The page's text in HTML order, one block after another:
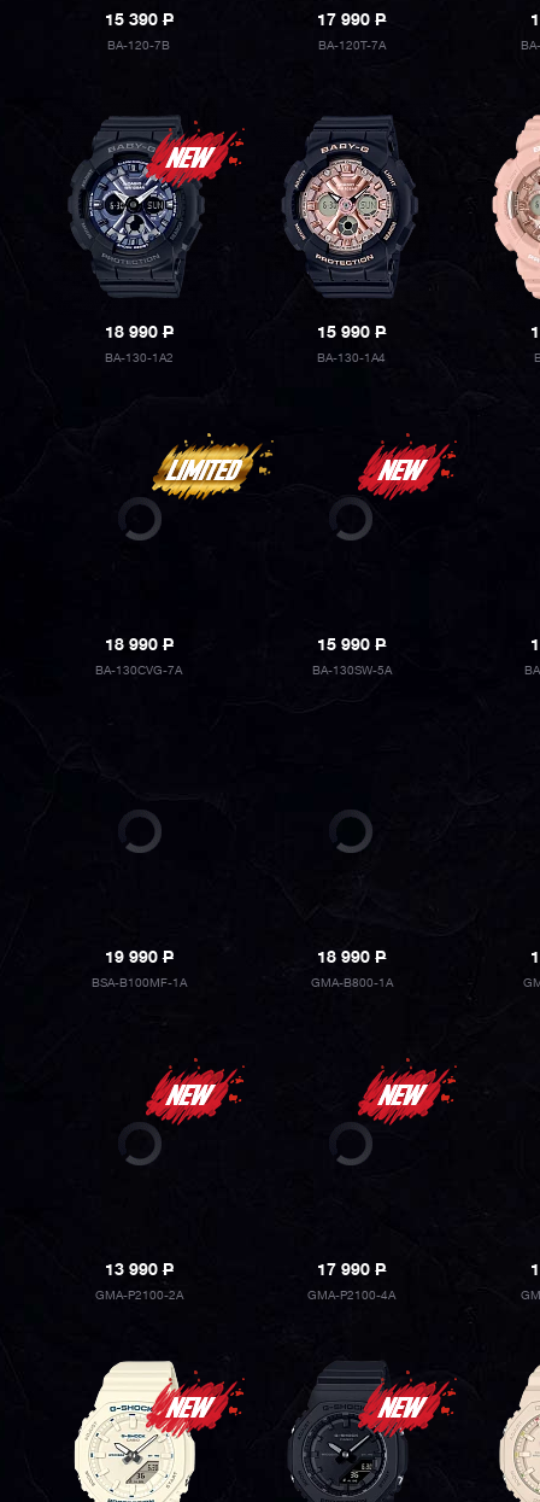
15 390P
BA-120-7B
17 990P
BA-120T-7A
18 990P
BA-130-1A2
15 990P
BA-130-1A4
18 990P
BA-130CVG-7A
15 990P
BA-130SW-5A
19 990P
BSA-B100MF-1A
18 990P
GMA-B800-1A
13 990P
GMA-P2100-2A
17 990P
GMA-P2100-4A